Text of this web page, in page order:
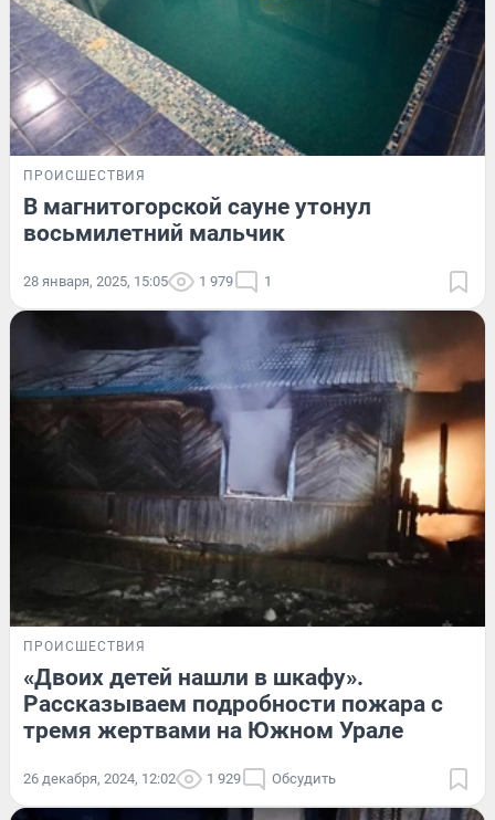
ПРОИСШЕСТВИЯ
В магнитогорской сауне утонул
восьмилетний мальчик
28 января, 2025, 15:05 1 979 1
ПРОИСШЕСТВИЯ
«Двоих детей нашли в шкафу».
Рассказываем подробности пожара с
тремя жертвами на Южном Урале
26 декабря, 2024, 12:02 1 929 Обсудить